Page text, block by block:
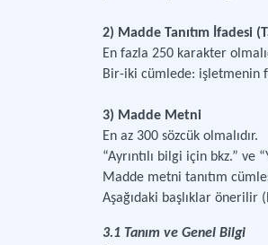
2) Madde Tanıtım İfadesi
En fazla 250 karakter
Bir-iki cümlede: işletmenin
3) Madde Metni
En az 300 sözcük olmalıdır.
“Ayrıntılı bilgi için bkz.” ve
Madde metni tanıtım
Aşağıdaki başlıklar önerilir
3.1 Tanım ve Genel Bilgi